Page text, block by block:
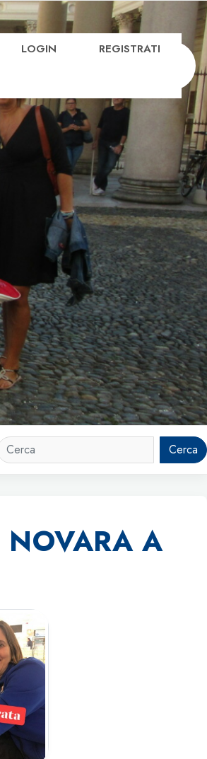
LOGIN REGISTRATI
Cerca
NOVARA A